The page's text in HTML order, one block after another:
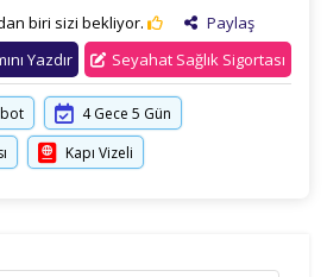
biri sizi bekliyor.
Paylaş
Seyahat Sağlık Sigortası
Yazdır
4 Gece 5 Gün
Kapı Vizeli